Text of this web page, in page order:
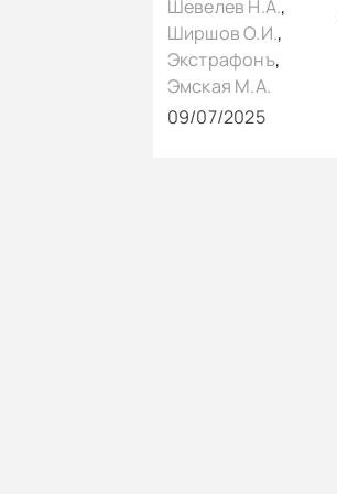
Шевелев Н.А.,
Ширшов О.И.,
Экстрафонъ,
Эмская М.А.
09/07/2025